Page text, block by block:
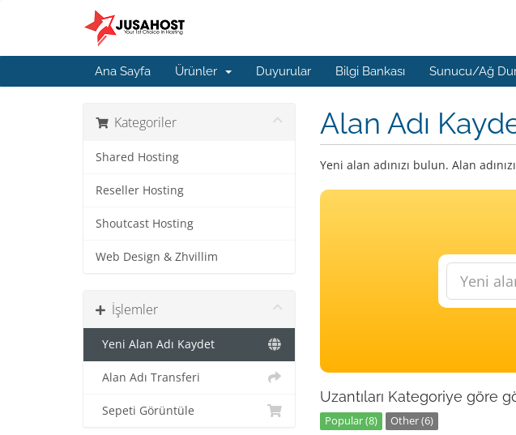
Ana Sayfa Ürünler Duyurular Bilgi Bankası Sunucu/Ağ
Kategoriler
Shared Hosting
Reseller Hosting
Shoutcast Hosting
Web Design & Zhvillim
İşlemler
Yeni Alan Adı Kaydet
Alan Adı Transferi
Sepeti Görüntüle
Alan Adı
Yeni alan adınızı bulun. Alan
Uzantıları Kategoriye göre
Popular (8) Other (6)